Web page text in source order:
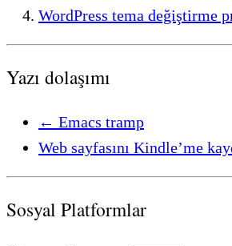
WordPress tema değiştirme
Yazı dolaşımı
← Emacs tramp
Web sayfasını Kindle’me
Sosyal Platformlar